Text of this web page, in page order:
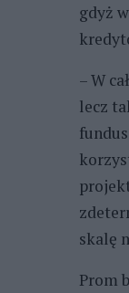
gdyż
– W
lecz
skalę
Prom